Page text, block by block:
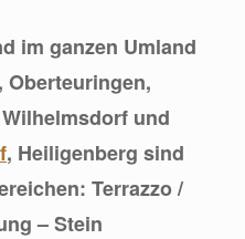
im ganzen Umland
Oberteuringen,
und
, Heiligenberg sind
Terrazzo /
– Stein